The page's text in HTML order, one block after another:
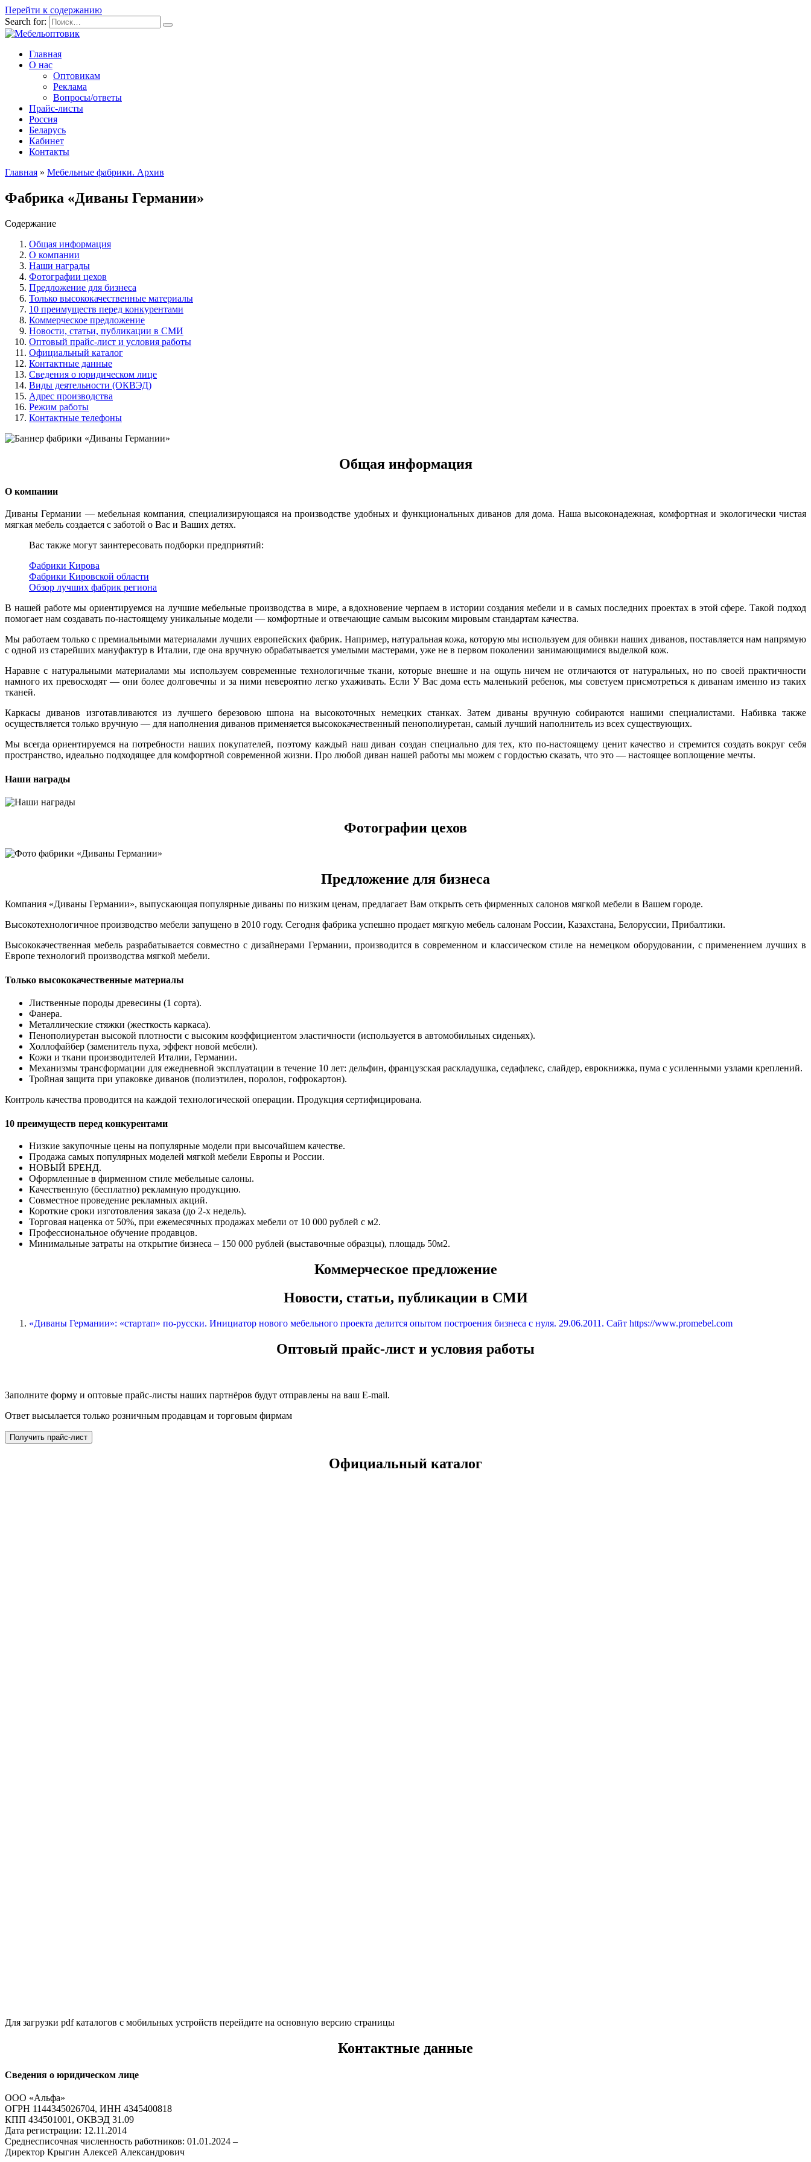
Перейти к содержанию
Search for:
Главная
О нас
Оптовикам
Реклама
Вопросы/ответы
Прайс-листы
Россия
Беларусь
Кабинет
Контакты
Главная » Мебельные фабрики. Архив
Фабрика «Диваны Германии»
Содержание
Общая информация
О компании
Наши награды
Фотографии цехов
Предложение для бизнеса
Только высококачественные материалы
10 преимуществ перед конкурентами
Коммерческое предложение
Новости, статьи, публикации в СМИ
Оптовый прайс-лист и условия работы
Официальный каталог
Контактные данные
Сведения о юридическом лице
Виды деятельности (ОКВЭД)
Адрес производства
Режим работы
Контактные телефоны
Общая информация
О компании
Диваны Германии — мебельная компания, специализирующаяся на производстве удобных и функциональных диванов для дома. Наша высоконадежная, комфортная и экологически чистая
мягкая мебель создается с заботой о Вас и Ваших детях.
Вас также могут заинтересовать подборки предприятий:
Фабрики Кирова
Фабрики Кировской области
Обзор лучших фабрик региона
В нашей работе мы ориентируемся на лучшие мебельные производства в мире, а вдохновение черпаем в истории создания мебели и в самых последних проектах в этой сфере. Такой подход
помогает нам создавать по-настоящему уникальные модели — комфортные и отвечающие самым высоким мировым стандартам качества.
Мы работаем только с премиальными материалами лучших европейских фабрик. Например, натуральная кожа, которую мы используем для обивки наших диванов, поставляется нам напрямую
с одной из старейших мануфактур в Италии, где она вручную обрабатывается умелыми мастерами, уже не в первом поколении занимающимися выделкой кож.
Наравне с натуральными материалами мы используем современные технологичные ткани, которые внешне и на ощупь ничем не отличаются от натуральных, но по своей практичности
намного их превосходят — они более долговечны и за ними невероятно легко ухаживать. Если У Вас дома есть маленький ребенок, мы советуем присмотреться к диванам именно из таких
тканей.
Каркасы диванов изготавливаются из лучшего березовою шпона на высокоточных немецких станках. Затем диваны вручную собираются нашими специалистами. Набивка также
осуществляется только вручную — для наполнения диванов применяется высококачественный пенополиуретан, самый лучший наполнитель из всех существующих.
Мы всегда ориентируемся на потребности наших покупателей, поэтому каждый наш диван создан специально для тех, кто по-настоящему ценит качество и стремится создать вокруг себя
пространство, идеально подходящее для комфортной современной жизни. Про любой диван нашей работы мы можем с гордостью сказать, что это — настоящее воплощение мечты.
Наши награды
Фотографии цехов
Предложение для бизнеса
Компания «Диваны Германии», выпускающая популярные диваны по низким ценам, предлагает Вам открыть сеть фирменных салонов мягкой мебели в Вашем городе.
Высокотехнологичное производство мебели запущено в 2010 году. Сегодня фабрика успешно продает мягкую мебель салонам России, Казахстана, Белоруссии, Прибалтики.
Высококачественная мебель разрабатывается совместно с дизайнерами Германии, производится в современном и классическом стиле на немецком оборудовании, с применением лучших в
Европе технологий производства мягкой мебели.
Только высококачественные материалы
Лиственные породы древесины (1 сорта).
Фанера.
Металлические стяжки (жесткость каркаса).
Пенополиуретан высокой плотности с высоким коэффициентом эластичности (используется в автомобильных сиденьях).
Холлофайбер (заменитель пуха, эффект новой мебели).
Кожи и ткани производителей Италии, Германии.
Механизмы трансформации для ежедневной эксплуатации в течение 10 лет: дельфин, французская раскладушка, седафлекс, слайдер, еврокнижка, пума с усиленными узлами креплений.
Тройная защита при упаковке диванов (полиэтилен, поролон, гофрокартон).
Контроль качества проводится на каждой технологической операции. Продукция сертифицирована.
10 преимуществ перед конкурентами
Низкие закупочные цены на популярные модели при высочайшем качестве.
Продажа самых популярных моделей мягкой мебели Европы и России.
НОВЫЙ БРЕНД.
Оформленные в фирменном стиле мебельные салоны.
Качественную (бесплатно) рекламную продукцию.
Совместное проведение рекламных акций.
Короткие сроки изготовления заказа (до 2-х недель).
Торговая наценка от 50%, при ежемесячных продажах мебели от 10 000 рублей с м2.
Профессиональное обучение продавцов.
Минимальные затраты на открытие бизнеса – 150 000 рублей (выставочные образцы), площадь 50м2.
Коммерческое предложение
Новости, статьи, публикации в СМИ
«Диваны Германии»: «стартап» по-русски. Инициатор нового мебельного проекта делится опытом построения бизнеса с нуля. 29.06.2011. Сайт https://www.promebel.com
Оптовый прайс-лист и условия работы
Заполните форму и оптовые прайс-листы наших партнёров будут отправлены на ваш E-mail.
Ответ высылается только розничным продавцам и торговым фирмам
Получить прайс-лист
Официальный каталог
Для загрузки pdf каталогов с мобильных устройств перейдите на основную версию страницы
Контактные данные
Сведения о юридическом лице
ООО «Альфа»
ОГРН 1144345026704, ИНН 4345400818
КПП 434501001, ОКВЭД 31.09
Дата регистрации: 12.11.2014
Среднесписочная численность работников: 01.01.2024 –
Директор Крыгин Алексей Александрович